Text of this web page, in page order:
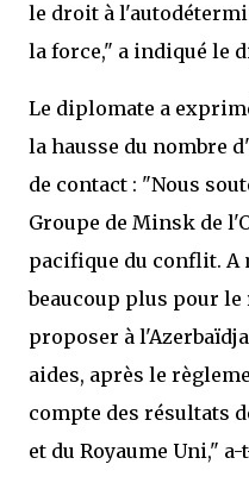
le droit à
la force," a indiqué le
Le diplomate a
la hausse du nombre
de contact : "Nous
Groupe de Minsk de
pacifique du conflit. A
beaucoup plus pour
proposer à
aides, après le
compte des résultats
et du Royaume Uni,"